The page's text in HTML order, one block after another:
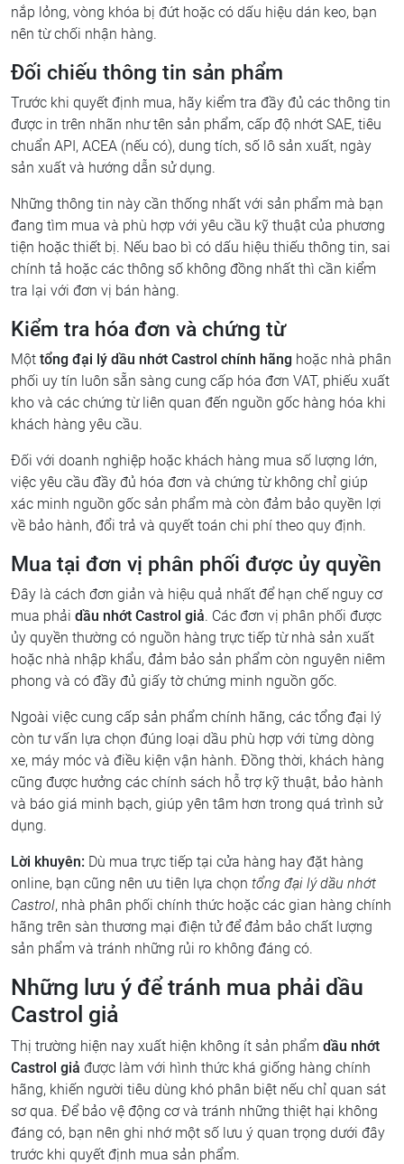
nắp lỏng, vòng khóa bị đứt hoặc có dấu hiệu dán keo, bạn
nên từ chối nhận hàng.
Đối chiếu thông tin sản phẩm
Trước khi quyết định mua, hãy kiểm tra đầy đủ các thông tin
được in trên nhãn như tên sản phẩm, cấp độ nhớt SAE, tiêu
chuẩn API, ACEA (nếu có), dung tích, số lô sản xuất, ngày
sản xuất và hướng dẫn sử dụng.
Những thông tin này cần thống nhất với sản phẩm mà bạn
đang tìm mua và phù hợp với yêu cầu kỹ thuật của phương
tiện hoặc thiết bị. Nếu bao bì có dấu hiệu thiếu thông tin, sai
chính tả hoặc các thông số không đồng nhất thì cần kiểm
tra lại với đơn vị bán hàng.
Kiểm tra hóa đơn và chứng từ
Một tổng đại lý dầu nhớt Castrol chính hãng hoặc nhà phân
phối uy tín luôn sẵn sàng cung cấp hóa đơn VAT, phiếu xuất
kho và các chứng từ liên quan đến nguồn gốc hàng hóa khi
khách hàng yêu cầu.
Đối với doanh nghiệp hoặc khách hàng mua số lượng lớn,
việc yêu cầu đầy đủ hóa đơn và chứng từ không chỉ giúp
xác minh nguồn gốc sản phẩm mà còn đảm bảo quyền lợi
về bảo hành, đổi trả và quyết toán chi phí theo quy định.
Mua tại đơn vị phân phối được ủy quyền
Đây là cách đơn giản và hiệu quả nhất để hạn chế nguy cơ
mua phải dầu nhớt Castrol giả. Các đơn vị phân phối được
ủy quyền thường có nguồn hàng trực tiếp từ nhà sản xuất
hoặc nhà nhập khẩu, đảm bảo sản phẩm còn nguyên niêm
phong và có đầy đủ giấy tờ chứng minh nguồn gốc.
Ngoài việc cung cấp sản phẩm chính hãng, các tổng đại lý
còn tư vấn lựa chọn đúng loại dầu phù hợp với từng dòng
xe, máy móc và điều kiện vận hành. Đồng thời, khách hàng
cũng được hưởng các chính sách hỗ trợ kỹ thuật, bảo hành
và báo giá minh bạch, giúp yên tâm hơn trong quá trình sử
dụng.
Lời khuyên: Dù mua trực tiếp tại cửa hàng hay đặt hàng
online, bạn cũng nên ưu tiên lựa chọn tổng đại lý dầu nhớt
Castrol, nhà phân phối chính thức hoặc các gian hàng chính
hãng trên sàn thương mại điện tử để đảm bảo chất lượng
sản phẩm và tránh những rủi ro không đáng có.
Những lưu ý để tránh mua phải dầu
Castrol giả
Thị trường hiện nay xuất hiện không ít sản phẩm dầu nhớt
Castrol giả được làm với hình thức khá giống hàng chính
hãng, khiến người tiêu dùng khó phân biệt nếu chỉ quan sát
sơ qua. Để bảo vệ động cơ và tránh những thiệt hại không
đáng có, bạn nên ghi nhớ một số lưu ý quan trọng dưới đây
trước khi quyết định mua sản phẩm.